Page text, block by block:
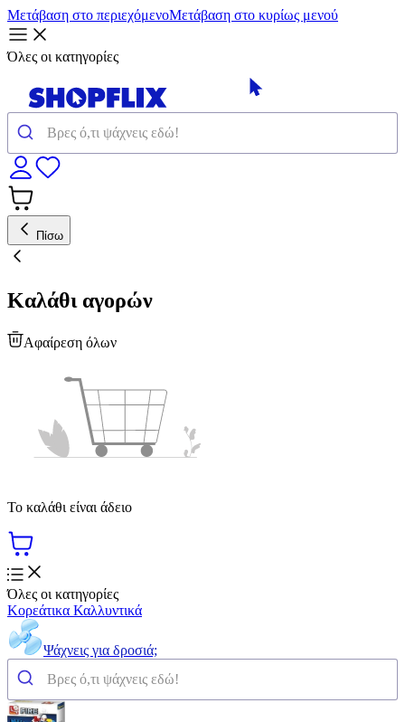
Μετάβαση στο περιεχόμενοΜετάβαση στο κυρίως μενού
Όλες οι κατηγορίες
Πίσω
Καλάθι αγορών
Αφαίρεση όλων
Το καλάθι είναι άδειο
Όλες οι κατηγορίες
Κορεάτικα Καλλυντικά
Ψάχνεις για δροσιά;